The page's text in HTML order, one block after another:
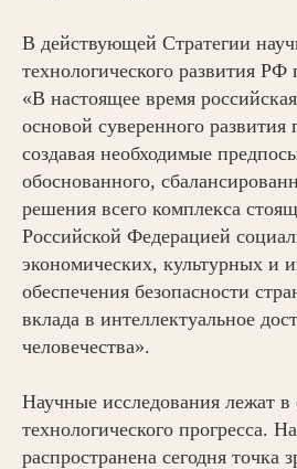
В действующей Стратегии
технологического развития РФ
«В настоящее время
основой суверенного развития
создавая необходимые
обоснованного,
решения всего комплекса
Российской Федерацией
экономических, культурных и
обеспечения безопасности
вклада в интеллектуальное
человечества».
Научные исследования лежат в
технологического прогресса.
распространена сегодня точка